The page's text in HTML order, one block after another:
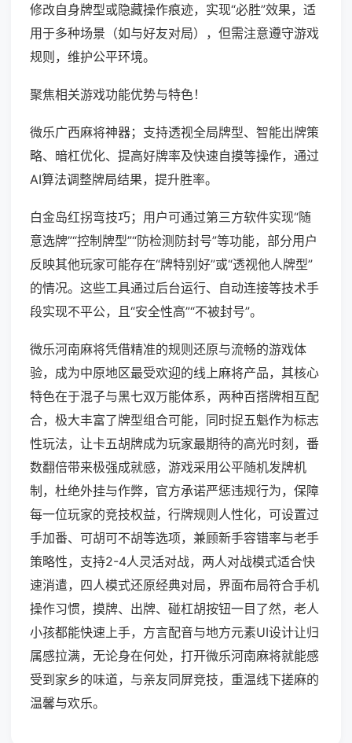
修改自身牌型或隐藏操作痕迹，实现“必胜”效果，适
用于多种场景（如与好友对局），但需注意遵守游戏
规则，维护公平环境。
聚焦相关游戏功能优势与特色！
微乐广西麻将神器；支持透视全局牌型、智能出牌策
略、暗杠优化、提高好牌率及快速自摸等操作，通过
AI算法调整牌局结果，提升胜率。
白金岛红拐弯技巧；用户可通过第三方软件实现“随
意选牌”“控制牌型”“防检测防封号”等功能，部分用户
反映其他玩家可能存在“牌特别好”或“透视他人牌型”
的情况。这些工具通过后台运行、自动连接等技术手
段实现不平公，且“安全性高”“不被封号”。
微乐河南麻将凭借精准的规则还原与流畅的游戏体
验，成为中原地区最受欢迎的线上麻将产品，其核心
特色在于混子与黑七双万能体系，两种百搭牌相互配
合，极大丰富了牌型组合可能，同时捉五魁作为标志
性玩法，让卡五胡牌成为玩家最期待的高光时刻，番
数翻倍带来极强成就感，游戏采用公平随机发牌机
制，杜绝外挂与作弊，官方承诺严惩违规行为，保障
每一位玩家的竞技权益，行牌规则人性化，可设置过
手加番、可胡可不胡等选项，兼顾新手容错率与老手
策略性，支持2-4人灵活对战，两人对战模式适合快
速消遣，四人模式还原经典对局，界面布局符合手机
操作习惯，摸牌、出牌、碰杠胡按钮一目了然，老人
小孩都能快速上手，方言配音与地方元素UI设计让归
属感拉满，无论身在何处，打开微乐河南麻将就能感
受到家乡的味道，与亲友同屏竞技，重温线下搓麻的
温馨与欢乐。